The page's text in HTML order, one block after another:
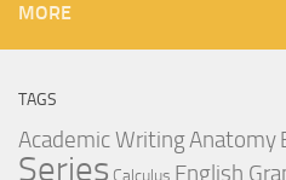
MORE
TAGS
Academic WritingAnatomy
Series Calculus English